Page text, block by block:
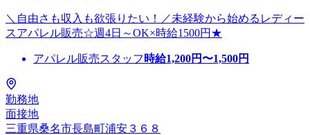
＼自由さも収入も欲張りたい！／未経験から始めるレディー
スアパレル販売☆週4日～OK×時給1500円★
アパレル販売スタッフ 時給1,200円〜1,500円
勤務地
面接地
三重県桑名市長島町浦安３６８